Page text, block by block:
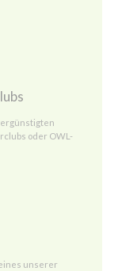
oder OWL-
unserer